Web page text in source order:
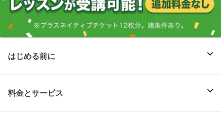
はじめる前に
料金とサービス